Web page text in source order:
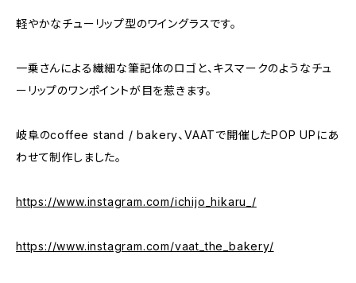
軽やかなチューリップ型のワイングラスです。
一乗さんによる繊細な筆記体のロゴと、キスマークのようなチュ
ーリップのワンポイントが目を惹きます。
岐阜のcoffee stand / bakery、VAATで開催したPOP UPにあ
わせて制作しました。
https://www.instagram.com/ichijo_hikaru_/
https://www.instagram.com/vaat_the_bakery/